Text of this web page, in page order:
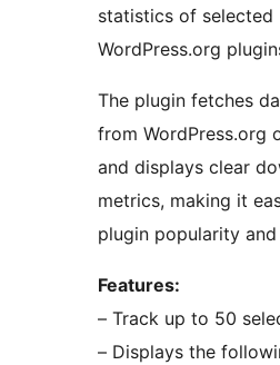
statistics of selected
WordPress.org
The plugin fetches
from WordPress.org
and displays clear
metrics, making it
plugin popularity
Features:
– Track up to 50
– Displays the